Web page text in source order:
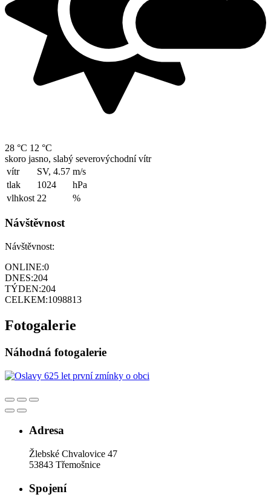
28 °C 12 °C
skoro jasno, slabý severovýchodní vítr
vítr
SV, 4.57 m/s
tlak
1024
hPa
vlhkost 22 %
Návštěvnost
Návštěvnost:
ONLINE:0
DNES:204
TÝDEN:204
CELKEM:1098813
Fotogalerie
Náhodná fotogalerie
Adresa
Žlebské Chvalovice 47
53843 Třemošnice
Spojení